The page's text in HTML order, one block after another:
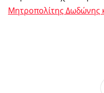
Μητροπολίτης Δωδώνης